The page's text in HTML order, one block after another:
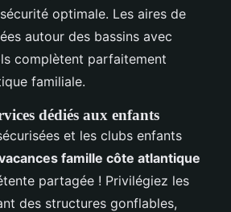
optimale. Les aires de
autour des bassins avec
complètent parfaitement
familiale.
dédiés aux enfants
et les clubs enfants
famille côte atlantique
partagée ! Privilégiez les
des structures gonflables,